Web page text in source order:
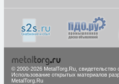
© 2000-2026 MetalTorg.Ru,
Использование открытых материалов
MetalTorg.Ru